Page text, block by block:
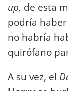
up, de esta
podría
no habría
quirófano
A su vez, el